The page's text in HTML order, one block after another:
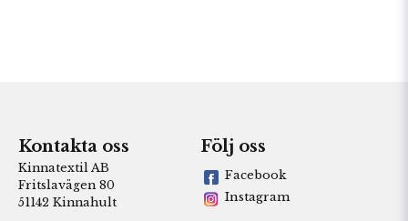
Kontakta oss
Kinnatextil AB
Fritslavägen 80
51142 Kinnahult
Följ oss
Facebook
Instagram